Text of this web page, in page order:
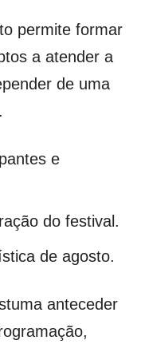
permite formar
a atender a
de uma
e
do festival.
de agosto.
anteceder